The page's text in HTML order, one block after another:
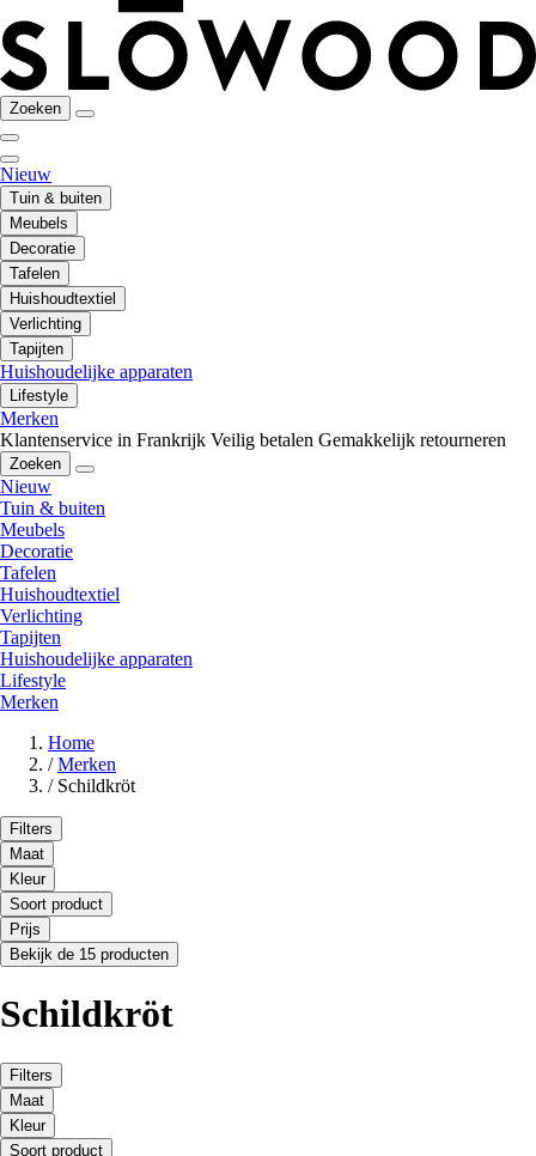
Zoeken
Nieuw
Tuin & buiten
Meubels
Decoratie
Tafelen
Huishoudtextiel
Verlichting
Tapijten
Huishoudelijke apparaten
Lifestyle
Merken
Klantenservice in Frankrijk Veilig betalen Gemakkelijk retourneren
Zoeken
Nieuw
Tuin & buiten
Meubels
Decoratie
Tafelen
Huishoudtextiel
Verlichting
Tapijten
Huishoudelijke apparaten
Lifestyle
Merken
Home
/ Merken
/ Schildkröt
Filters
Maat
Kleur
Soort product
Prijs
Bekijk de 15 producten
Schildkröt
Filters
Maat
Kleur
Soort product